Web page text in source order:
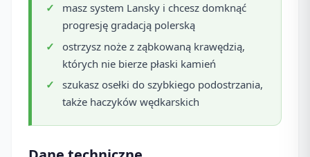
masz system Lansky i chcesz domknąć
progresję gradacją polerską
ostrzysz noże z ząbkowaną krawędzią,
których nie bierze płaski kamień
szukasz osełki do szybkiego podostrzania,
także haczyków wędkarskich